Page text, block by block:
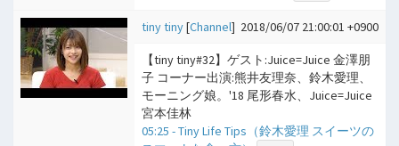
tiny tiny[Channel] 2018/06/07 21:00:01 +0900
【tiny tiny#32】ゲスト:Juice=Juice 金澤朋
子 コーナー出演:熊井友理奈、鈴木愛理、
モーニング娘。'18 尾形春水、Juice=Juice
宮本佳林
05:25 - Tiny Life Tips（鈴木愛理 スイーツの